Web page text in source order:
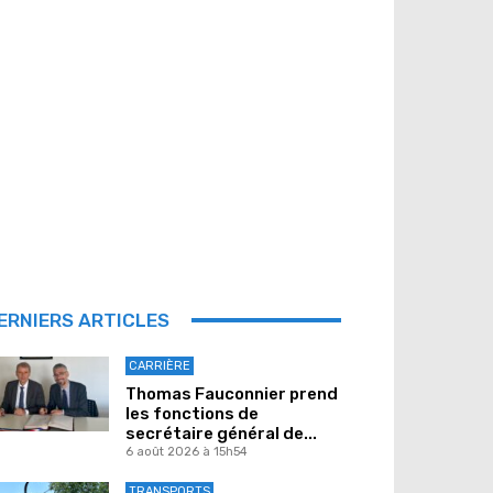
ARTICLES
CARRIÈRE
Thomas Fauconnier prend
les fonctions de
secrétaire général de...
6 août 2026 à 15h54